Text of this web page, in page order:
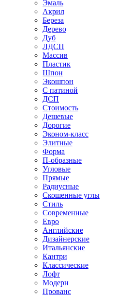
Эмаль
Акрил
Береза
Дерево
Дуб
ЛДСП
Массив
Пластик
Шпон
Экошпон
С патиной
ДСП
Стоимость
Дешевые
Дорогие
Эконом-класс
Элитные
Форма
П-образные
Угловые
Прямые
Радиусные
Скошенные углы
Стиль
Современные
Евро
Английские
Дизайнерские
Итальянские
Кантри
Классические
Лофт
Модерн
Прованс